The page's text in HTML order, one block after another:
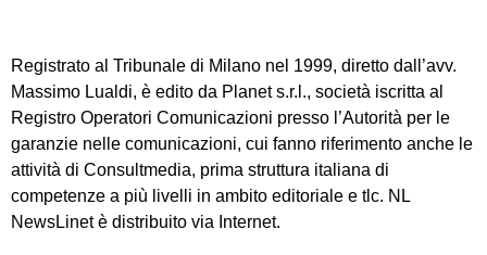
Registrato al Tribunale di Milano nel 1999, diretto dall’avv.
Massimo Lualdi, è edito da Planet s.r.l., società iscritta al
Registro Operatori Comunicazioni presso l’Autorità per le
garanzie nelle comunicazioni, cui fanno riferimento anche le
attività di Consultmedia, prima struttura italiana di
competenze a più livelli in ambito editoriale e tlc. NL
NewsLinet è distribuito via Internet.